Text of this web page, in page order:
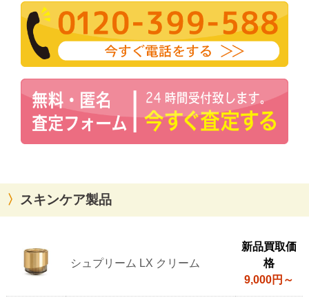
スキンケア製品
シュプリーム LX クリーム
新品買取価
格
9,000円～